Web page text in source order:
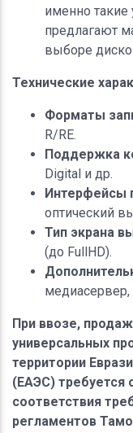
именно такие
предлагают
выборе
Технические
Форматы
R/RE.
Поддержка
Digital и др.
Интерфейсы
оптический
Тип экрана
(до FullHD).
медиасервер,
При ввозе,
универсальных
территории
(ЕАЭС) требуется
соответствия
регламентов